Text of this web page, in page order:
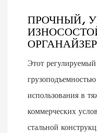
ПРОЧНЫЙ,
ОРГАНАЙЗЕР
Этот
использования в
коммерческих
стальной